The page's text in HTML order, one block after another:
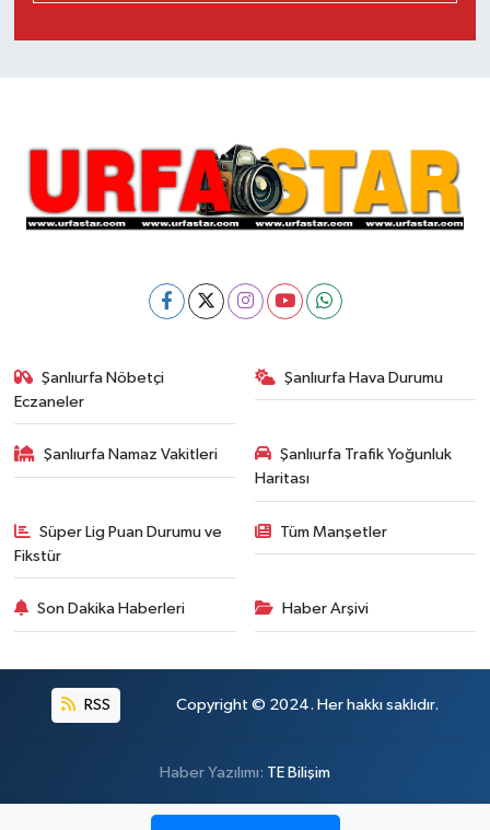
Şanlıurfa Nöbetçi
Eczaneler
Şanlıurfa Hava Durumu
Şanlıurfa Namaz Vakitleri
Şanlıurfa Trafik Yoğunluk
Haritası
Süper Lig Puan Durumu ve
Fikstür
Tüm Manşetler
Son Dakika Haberleri Haber Arşivi
RSS Copyright © 2024. Her hakkı saklıdır.
Haber Yazılımı: TE Bilişim